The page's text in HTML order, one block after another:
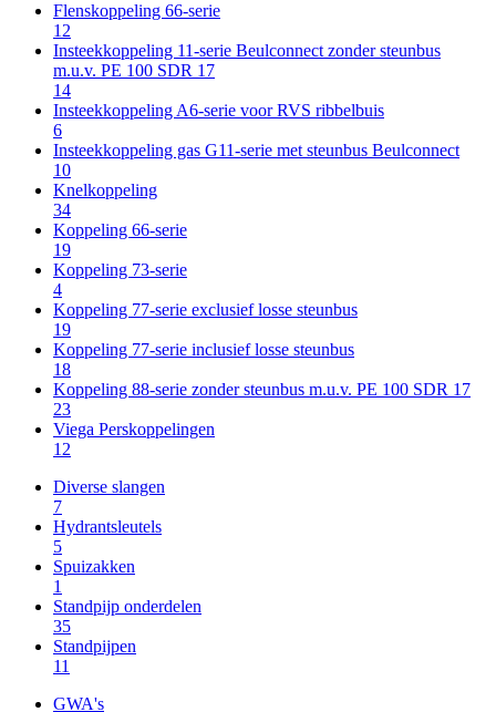
Flenskoppeling 66-serie
12
Insteekkoppeling 11-serie Beulconnect zonder steunbus
m.u.v. PE 100 SDR 17
14
Insteekkoppeling A6-serie voor RVS ribbelbuis
6
Insteekkoppeling gas G11-serie met steunbus Beulconnect
10
Knelkoppeling
34
Koppeling 66-serie
19
Koppeling 73-serie
4
Koppeling 77-serie exclusief losse steunbus
19
Koppeling 77-serie inclusief losse steunbus
18
Koppeling 88-serie zonder steunbus m.u.v. PE 100 SDR 17
23
Viega Perskoppelingen
12
Diverse slangen
7
Hydrantsleutels
5
Spuizakken
1
Standpijp onderdelen
35
Standpijpen
11
GWA's